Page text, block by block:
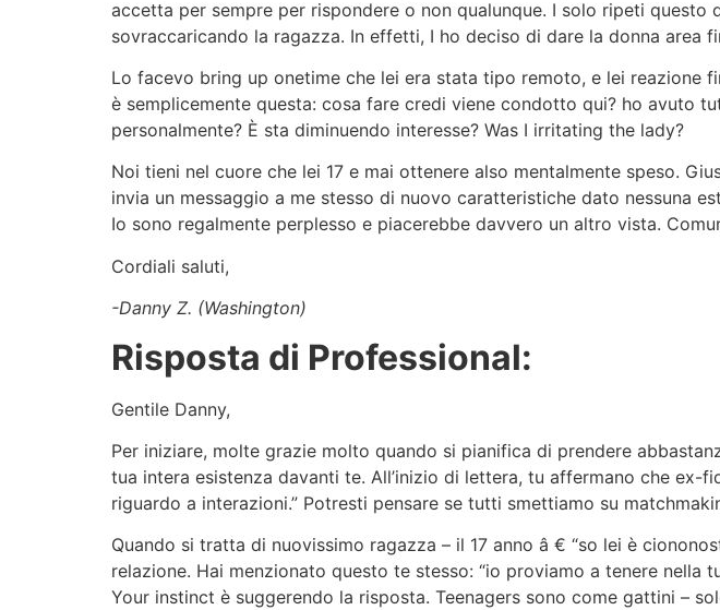
accetta per sempre per rispondere o non qualunque. I solo ripeti
sovraccaricando la ragazza. In effetti, I ho deciso di dare la donna area
Lo facevo bring up onetime che lei era stata tipo remoto, e lei reazione
è semplicemente questa: cosa fare credi viene condotto qui? ho avuto
personalmente? È sta diminuendo interesse? Was I irritating the lady?
Noi tieni nel cuore che lei 17 e mai ottenere also mentalmente speso.
invia un messaggio a me stesso di nuovo caratteristiche dato nessuna
Io sono regalmente perplesso e piacerebbe davvero un altro vista.
Cordiali saluti,
-Danny Z. (Washington)
Risposta di Professional:
Gentile Danny,
Per iniziare, molte grazie molto quando si pianifica di prendere
tua intera esistenza davanti te. All’inizio di lettera, tu affermano che ex-
riguardo a interazioni.” Potresti pensare se tutti smettiamo su
Quando si tratta di nuovissimo ragazza – il 17 anno â € “so lei è
relazione. Hai menzionato questo te stesso: “io proviamo a tenere nella
Your instinct è suggerendo la risposta. Teenagers sono come gattini –